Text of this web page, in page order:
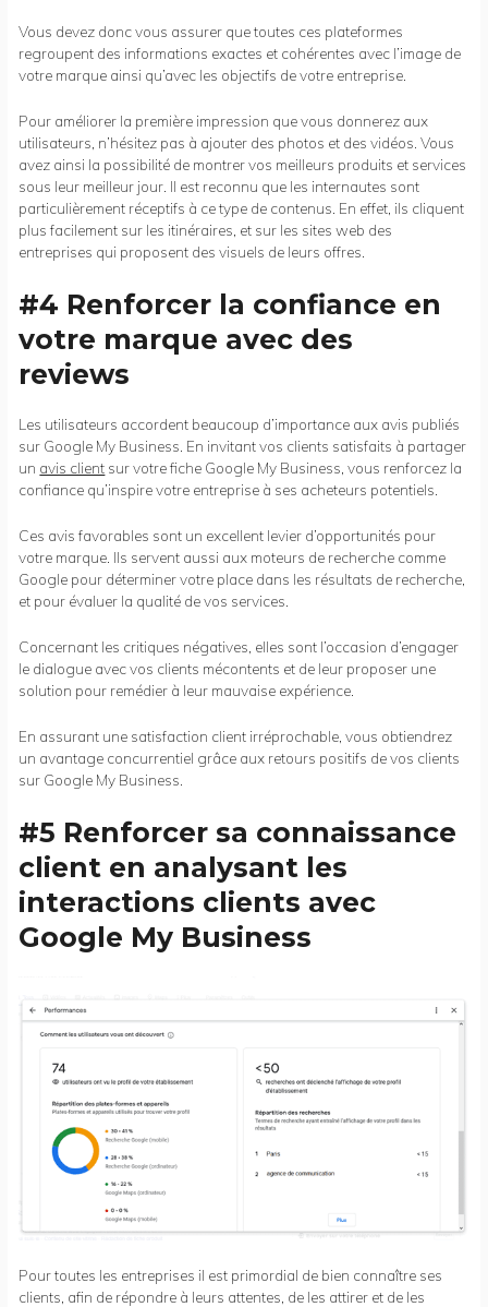
Vous devez donc vous assurer que toutes ces plateformes
regroupent des informations exactes et cohérentes avec l’image de
votre marque ainsi qu’avec les objectifs de votre entreprise.
Pour améliorer la première impression que vous donnerez aux
utilisateurs, n’hésitez pas à ajouter des photos et des vidéos. Vous
avez ainsi la possibilité de montrer vos meilleurs produits et services
sous leur meilleur jour. Il est reconnu que les internautes sont
particulièrement réceptifs à ce type de contenus. En effet, ils cliquent
plus facilement sur les itinéraires, et sur les sites web des
entreprises qui proposent des visuels de leurs offres.
#4 Renforcer la confiance en
votre marque avec des
reviews
Les utilisateurs accordent beaucoup d’importance aux avis publiés
sur Google My Business. En invitant vos clients satisfaits à partager
un avis client sur votre fiche Google My Business, vous renforcez la
confiance qu’inspire votre entreprise à ses acheteurs potentiels.
Ces avis favorables sont un excellent levier d’opportunités pour
votre marque. Ils servent aussi aux moteurs de recherche comme
Google pour déterminer votre place dans les résultats de recherche,
et pour évaluer la qualité de vos services.
Concernant les critiques négatives, elles sont l’occasion d’engager
le dialogue avec vos clients mécontents et de leur proposer une
solution pour remédier à leur mauvaise expérience.
En assurant une satisfaction client irréprochable, vous obtiendrez
un avantage concurrentiel grâce aux retours positifs de vos clients
sur Google My Business.
#5 Renforcer sa connaissance
client en analysant les
interactions clients avec
Google My Business
Pour toutes les entreprises il est primordial de bien connaître ses
clients, afin de répondre à leurs attentes, de les attirer et de les